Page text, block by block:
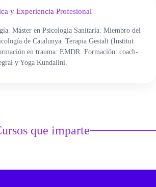
SISTÉMICA
y Experiencia Profesional
Máster en Psicología Sanitaria. Miembro del
de Catalunya. Terapia Gestalt (Institut
en trauma: EMDR. Formación: coach-
y Yoga Kundalini.
que imparte